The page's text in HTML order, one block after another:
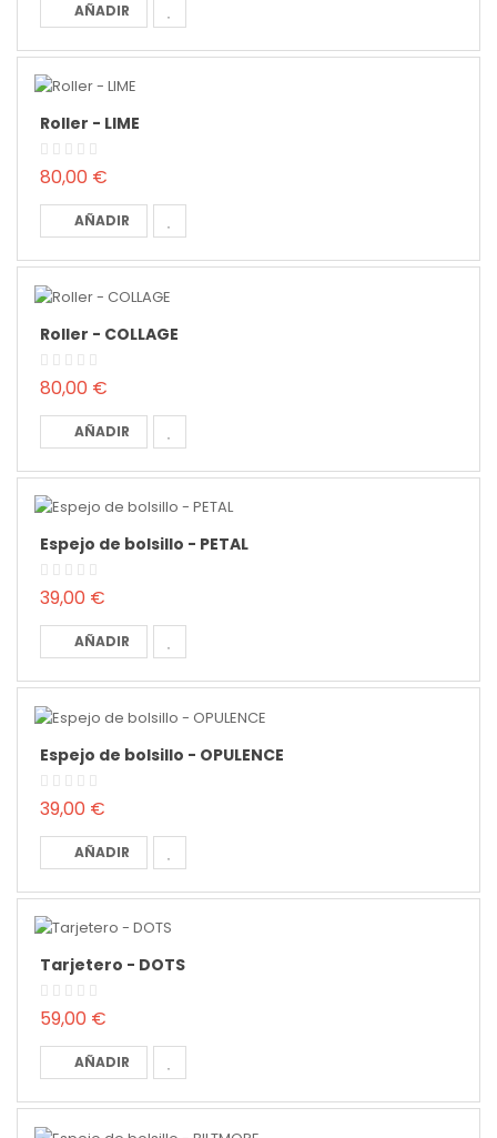
AÑADIR
Roller - LIME
80,00 €
AÑADIR
Roller - COLLAGE
80,00 €
AÑADIR
Espejo de bolsillo - PETAL
39,00 €
AÑADIR
Espejo de bolsillo - OPULENCE
39,00 €
AÑADIR
Tarjetero - DOTS
59,00 €
AÑADIR